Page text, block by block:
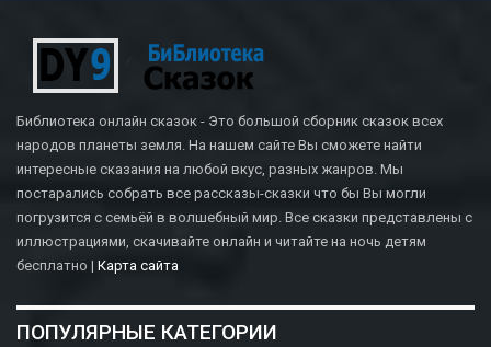
Библиотека онлайн сказок - Это большой сборник сказок всех
народов планеты земля. На нашем сайте Вы сможете найти
интересные сказания на любой вкус, разных жанров. Мы
постарались собрать все рассказы-сказки что бы Вы могли
погрузится с семьёй в волшебный мир. Все сказки представлены с
иллюстрациями, скачивайте онлайн и читайте на ночь детям
бесплатно | Карта сайта
ПОПУЛЯРНЫЕ КАТЕГОРИИ